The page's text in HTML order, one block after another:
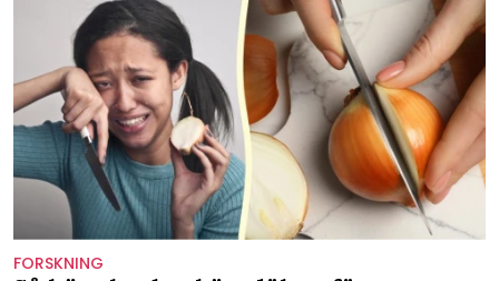
FORSKNING